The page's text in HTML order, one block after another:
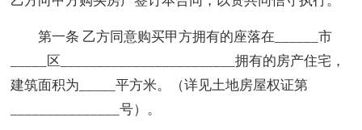
第一条 乙方同意购买甲方拥有的座落在______市
_____区________________________拥有的房产住宅，
建筑面积为_____平方米。（详见土地房屋权证第
_______________号）。